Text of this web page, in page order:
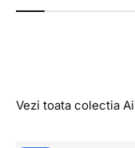
Vezi toata colectia